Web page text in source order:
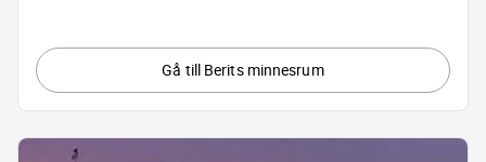
Gå till Berits minnesrum